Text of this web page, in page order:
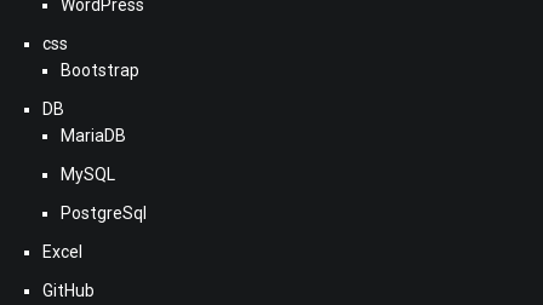
WordPress
css
Bootstrap
DB
MariaDB
MySQL
PostgreSql
Excel
GitHub